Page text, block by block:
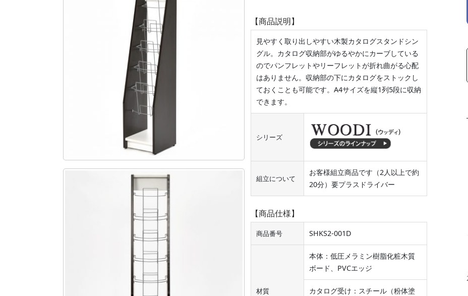
【商品説明】
見やすく取り出しやすい木製カタログスタンドシン
グル。カタログ収納部がゆるやかにカーブしている
のでパンフレットやリーフレットが折れ曲がる心配
はありません。収納部の下にカタログをストックし
ておくことも可能です。A4サイズを縦1列5段に収納
できます。
シリーズ
組立について
お客様組立商品です（2人以上で約
20分）要プラスドライバー
【商品仕様】
商品番号 SHKS2-001D
材質
本体：低圧メラミン樹脂化粧木質
ボード、PVCエッジ
カタログ受け：スチール（粉体塗